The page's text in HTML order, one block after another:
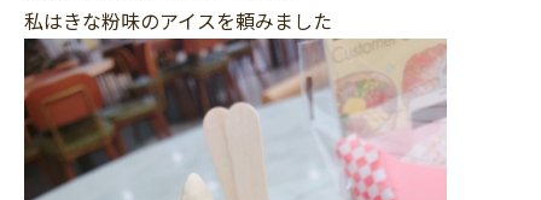
私はきな粉味のアイスを頼みました